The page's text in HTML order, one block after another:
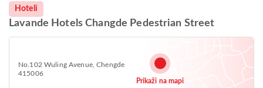
Hoteli
Lavande Hotels Changde Pedestrian Street
No.102 Wuling Avenue, Chengde
415006
Prikaži na mapi